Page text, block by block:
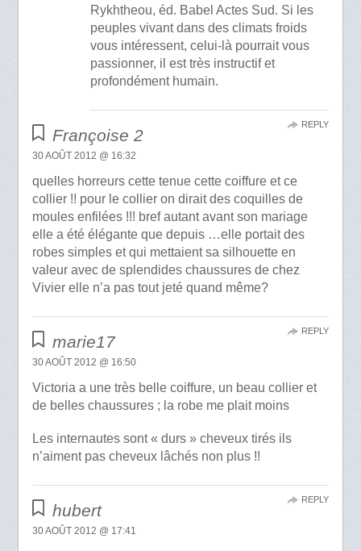
Rykhtheou, éd. Babel Actes Sud. Si les
peuples vivant dans des climats froids
vous intéressent, celui-là pourrait vous
passionner, il est très instructif et
profondément humain.
Françoise 2
30 AOÛT 2012 @ 16:32
quelles horreurs cette tenue cette coiffure et ce
collier !! pour le collier on dirait des coquilles de
moules enfilées !!! bref autant avant son mariage
elle a été élégante que depuis …elle portait des
robes simples et qui mettaient sa silhouette en
valeur avec de splendides chaussures de chez
Vivier elle n’a pas tout jeté quand même?
REPLY
marie17
30 AOÛT 2012 @ 16:50
Victoria a une très belle coiffure, un beau collier et
de belles chaussures ; la robe me plait moins
Les internautes sont « durs » cheveux tirés ils
n’aiment pas cheveux lâchés non plus !!
REPLY
hubert
30 AOÛT 2012 @ 17:41
REPLY